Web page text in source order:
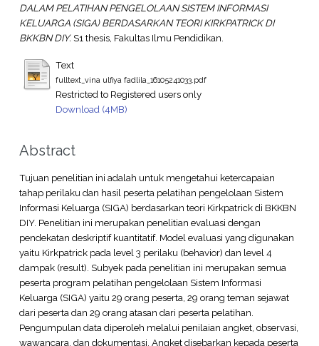
DALAM PELATIHAN PENGELOLAAN SISTEM INFORMASI
KELUARGA (SIGA) BERDASARKAN TEORI KIRKPATRICK DI
BKKBN DIY.S1 thesis, Fakultas Ilmu Pendidikan.
Text
fulltext_vina ulfiya fadlila_16105241033.pdf
Restricted to Registered users only
Download (4MB)
Abstract
Tujuan penelitian ini adalah untuk mengetahui ketercapaian
tahap perilaku dan hasil peserta pelatihan pengelolaan Sistem
Informasi Keluarga (SIGA) berdasarkan teori Kirkpatrick di BKKBN
DIY. Penelitian ini merupakan penelitian evaluasi dengan
pendekatan deskriptif kuantitatif. Model evaluasi yang digunakan
yaitu Kirkpatrick pada level 3 perilaku (behavior) dan level 4
dampak (result). Subyek pada penelitian ini merupakan semua
peserta program pelatihan pengelolaan Sistem Informasi
Keluarga (SIGA) yaitu 29 orang peserta, 29 orang teman sejawat
dari peserta dan 29 orang atasan dari peserta pelatihan.
Pengumpulan data diperoleh melalui penilaian angket, observasi,
wawancara, dan dokumentasi. Angket disebarkan kepada peserta